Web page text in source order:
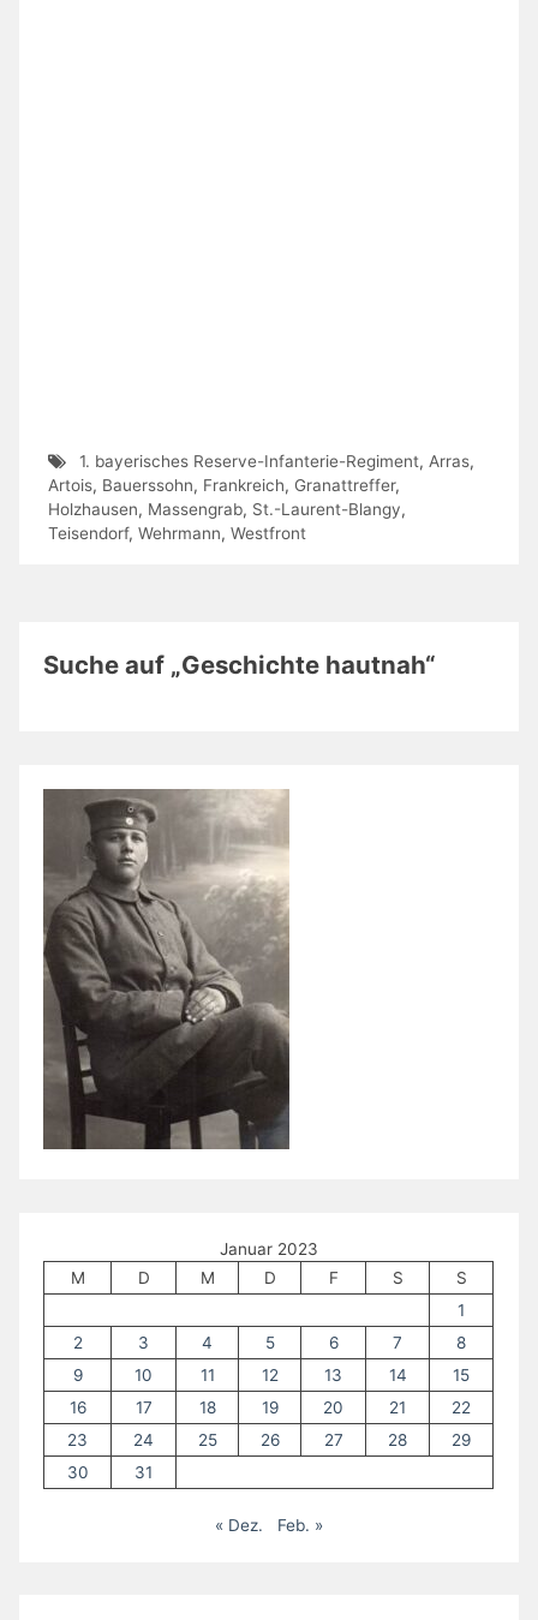
1. bayerisches Reserve-Infanterie-Regiment, Arras,
Artois, Bauerssohn, Frankreich, Granattreffer,
Holzhausen, Massengrab, St.-Laurent-Blangy,
Teisendorf, Wehrmann, Westfront
Suche auf „Geschichte hautnah“
Januar 2023
M
D M D F S
S
1
2
3 4 5 6 7
8
9
10 11 12 13 14
15
16
17 18 19 20 21
22
23
24 25 26 27 28
29
30
31
« Dez. Feb. »